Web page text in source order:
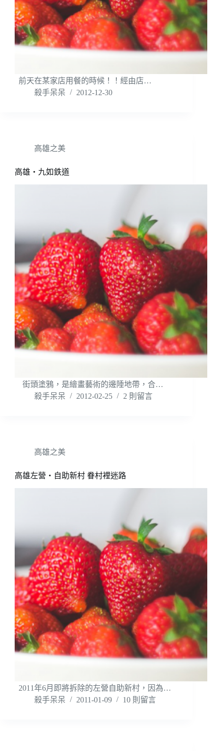
前天在某家店用餐的時候！！經由店…
殺手呆呆
2012-12-30
高雄之美
高雄‧九如鉄道
街頭塗鴉，是繪畫藝術的邊陲地帶，合…
殺手呆呆
2012-02-25 2 則留言
高雄之美
高雄左營‧自助新村 眷村裡迷路
2011年6月即將拆除的左營自助新村，因為…
殺手呆呆
2011-01-09 10 則留言